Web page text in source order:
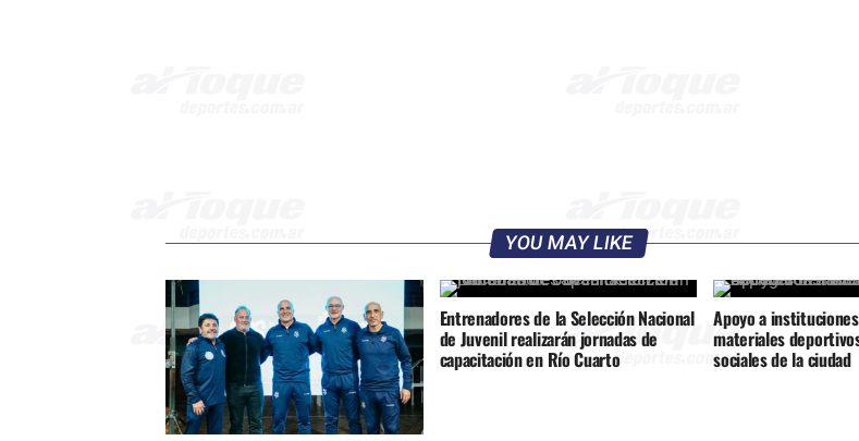
YOU MAY LIKE
Entrenadores de la Selección Nacional
de Juvenil realizarán jornadas de
capacitación en Río Cuarto
Apoyo a
materiales
sociales de la ciudad